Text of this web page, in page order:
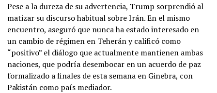
Pese a la dureza de su advertencia, Trump sorprendió al
matizar su discurso habitual sobre Irán. En el mismo
encuentro, aseguró que nunca ha estado interesado en
un cambio de régimen en Teherán y calificó como
“positivo” el diálogo que actualmente mantienen ambas
naciones, que podría desembocar en un acuerdo de paz
formalizado a finales de esta semana en Ginebra, con
Pakistán como país mediador.